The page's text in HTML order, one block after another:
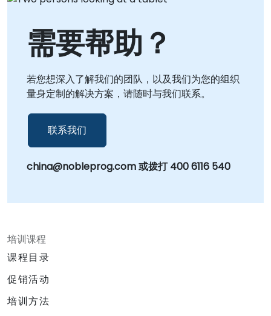
需要帮助？
若您想深入了解我们的团队，以及我们为您的组织
量身定制的解决方案，请随时与我们联系。
联系我们
china@nobleprog.com 或拨打 400 6116 540
培训课程
课程目录
促销活动
培训方法